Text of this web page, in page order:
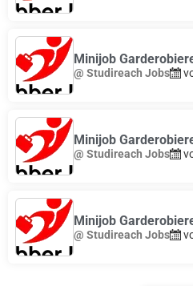
Minijob
@ Studireach Jobs
Minijob
@ Studireach Jobs
Minijob
@ Studireach Jobs